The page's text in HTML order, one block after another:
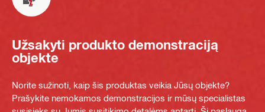
Užsakyti produkto demonstraciją
objekte
Norite sužinoti, kaip šis produktas veikia Jūsų objekte?
Prašykite nemokamos demonstracijos ir mūsų specialistas